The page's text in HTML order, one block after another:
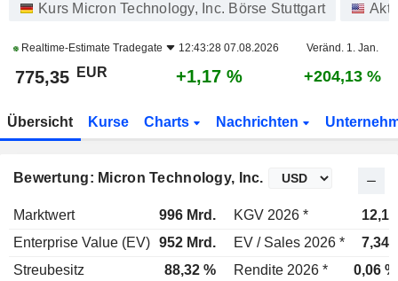
Kurs Micron Technology, Inc. Börse Stuttgart
Realtime-Estimate Tradegate 12:43:28 07.08.2026 Veränd. 1. Jan.
775,35 EUR +1,17 % +204,13 %
Übersicht Kurse Charts Nachrichten
Bewertung: Micron Technology, Inc.
Marktwert 996 Mrd. KGV 2026 *
12,1x
Enterprise Value (EV) 952 Mrd. EV / Sales 2026 *
7,34x
Streubesitz
88,32 % Rendite 2026 * 0,06 %